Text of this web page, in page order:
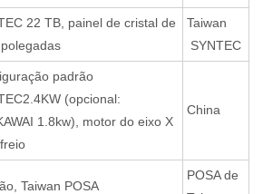
22 TB, painel de cristal de
Taiwan
SYNTEC
padrão
(opcional:
1.8kw), motor do eixo X
China
Taiwan POSA
POSA de